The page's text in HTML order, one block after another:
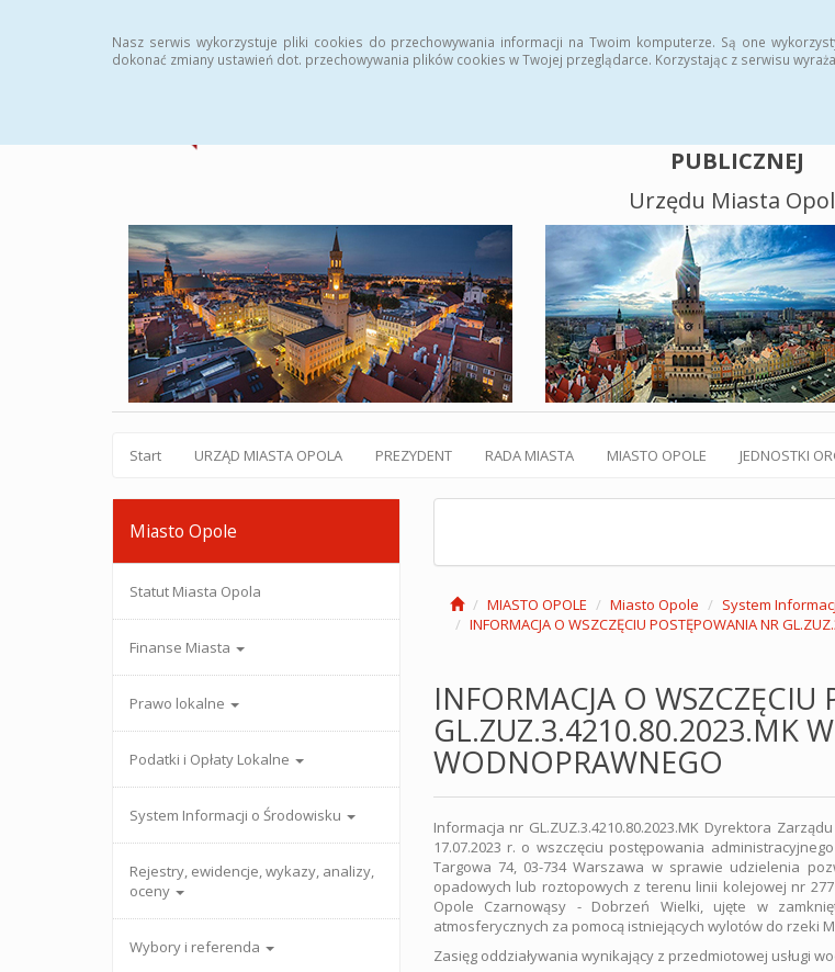
Nasz serwis wykorzystuje pliki cookies do przechowywania informacji na Twoim komputerze. Są one
dokonać zmiany ustawień dot. przechowywania plików cookies w Twojej przeglądarce. Korzystając z serwisu
PUBLICZNEJ
Urzędu Miasta
Start URZĄD MIASTA OPOLA PREZYDENT RADA MIASTA MIASTO OPOLE JEDNOSTKI
Miasto Opole
Statut Miasta Opola
Finanse Miasta
Prawo lokalne
Podatki i Opłaty Lokalne
System Informacji o Środowisku
Rejestry, ewidencje, wykazy, analizy,
oceny
Wybory i referenda
MIASTO OPOLE Miasto Opole System
INFORMACJA O WSZCZĘCIU POSTĘPOWANIA NR
INFORMACJA O
GL.ZUZ.3.4210.80.2023.MK
WODNOPRAWNEGO
Informacja nr GL.ZUZ.3.4210.80.2023.MK Dyrektora
17.07.2023 r. o wszczęciu postępowania
Targowa 74, 03-734 Warszawa w sprawie udzielenia
opadowych lub roztopowych z terenu linii kolejowej nr
Opole Czarnowąsy - Dobrzeń Wielki, ujęte w
atmosferycznych za pomocą istniejących wylotów do rzeki
Zasięg oddziaływania wynikający z przedmiotowej usługi